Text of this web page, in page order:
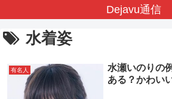
Dejavu通信
水着姿
有名人
水瀬いのりの
ある？かわい